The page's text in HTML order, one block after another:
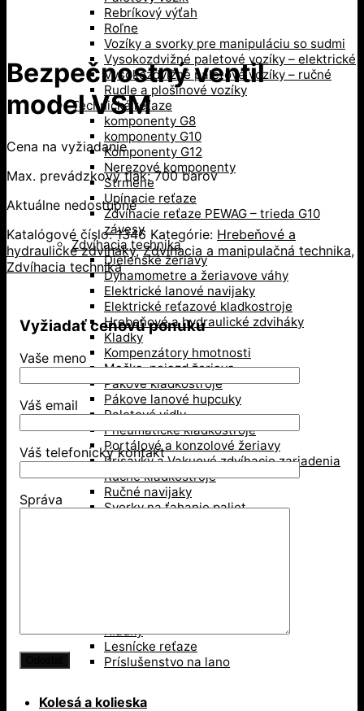
Rebríkový výťah
Roľne
Vozíky a svorky pre manipuláciu so sudmi
Vysokozdvižné paletové vozíky – elektrické
Vysokozdvižné paletové vozíky – ručné
Rudle a plošinové vozíky
Technické reťaze
komponenty G8
komponenty G10
Komponenty G12
Nerezové komponenty
Strmene
Upínacie reťaze
Zdvíhacie reťaze PEWAG – trieda G10
závesy
Zdvíhacia technika
Dielenské žeriavy
Dynamometre a žeriavove váhy
Elektrické lanové navijaky
Elektrické reťazové kladkostroje
Hrebeňové a hydraulické zdviháky
Kladky
Kompenzátory hmotnosti
Mačka, pojazd žeriava
Pákové kladkostroje
Pákove lanové hupcuky
Paletové vidly
Pneumatické kladkostroje
Portálové a konzolové žeriavy
Prísavky a Vakuové zdvíhacie zariadenia
Ručné kladkostroje
Ručné navijaky
Svorky na ťahanie paliet
Kladky
Lesnícke reťaze
Príslušenstvo na lano
Kolesá a kolieska
Bezpečnostný ventil
model VSM
Cena na vyžiadanie
Max. prevádzkový tlak: 700 barov
Aktuálne nedostupné
Katalógové číslo:1346 Kategórie: Hrebeňové a
hydraulické zdviháky,Zdvíhacia a manipulačná technika,
Zdvíhacia technika
Vyžiadať cenovú ponuku
Vaše meno
Váš email
Váš telefonický kontakt
Správa